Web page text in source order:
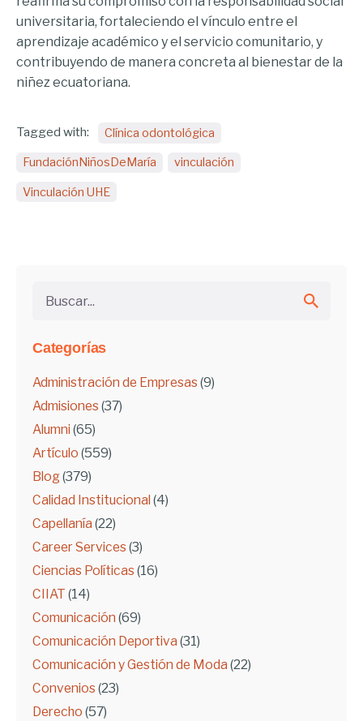
Categorías
Administración de Empresas (9)
Admisiones (37)
Alumni (65)
Artículo (559)
Blog(379)
Calidad Institucional (4)
Capellanía (22)
Career Services (3)
Ciencias Políticas (16)
CIIAT (14)
Comunicación (69)
Comunicación Deportiva (31)
Comunicación y Gestión de Moda (22)
Convenios (23)
Derecho (57)
universitaria, fortaleciendo el vínculo entre el
aprendizaje académico y el servicio comunitario, y
contribuyendo de manera concreta al bienestar de la
niñez ecuatoriana.
Tagged with: Clínica odontológica
FundaciónNiñosDeMaría vinculación
Vinculación UHE